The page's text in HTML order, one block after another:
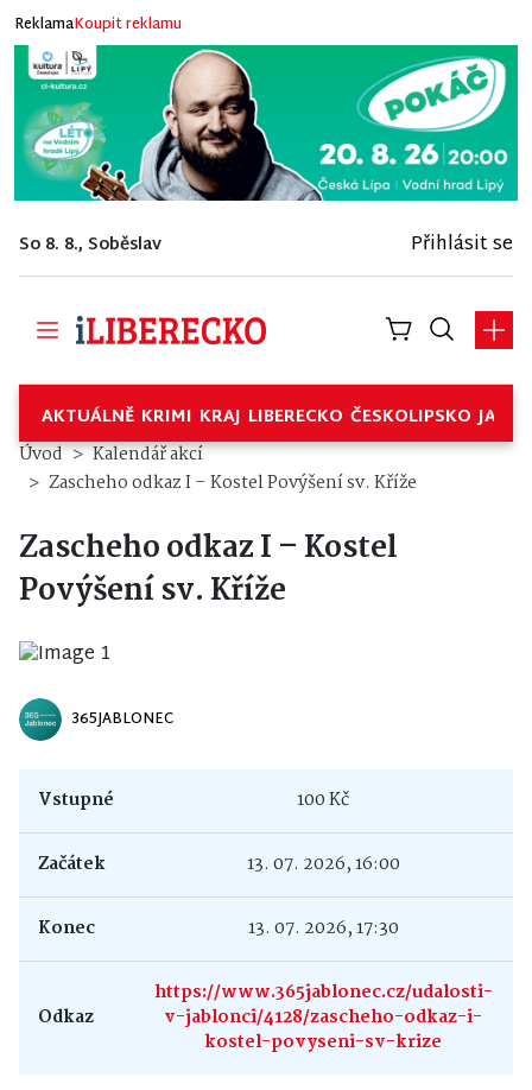
ReklamaKoupit reklamu
So 8. 8., Soběslav Přihlásit se
AKTUÁLNĚ KRIMI KRAJ LIBERECKO ČESKOLIPSKO
Úvod
Kalendář akcí
Zascheho odkaz I – Kostel Povýšení sv. Kříže
Zascheho odkaz I – Kostel
Povýšení sv. Kříže
365JABLONEC
Vstupné 100 Kč
Začátek 13. 07. 2026, 16:00
Konec 13. 07. 2026, 17:30
Odkaz
https://www.365jablonec.cz/udalosti-
v-jablonci/4128/zascheho-odkaz-i-
kostel-povyseni-sv-krize